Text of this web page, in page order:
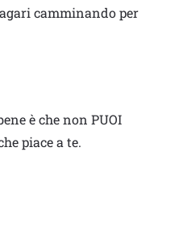
camminando per
è che non PUOI
piace a te.